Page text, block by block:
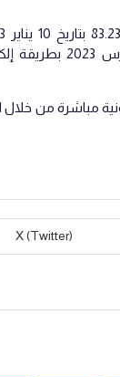
المهني، فإنه يجب أداء
مباشرة من
X (Twitter)